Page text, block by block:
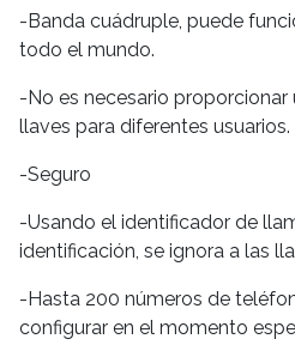
-Banda cuádruple, puede
todo el mundo.
-No es necesario
llaves para diferentes usuarios.
-Seguro
-Usando el identificador de
identificación, se ignora a las
-Hasta 200 números de
configurar en el momento